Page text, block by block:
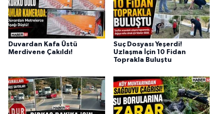
Duvardan Kafa Üstü
Merdivene Çakıldı!
Suç Dosyası Yeşerdi!
Uzlaşma İçin 10 Fidan
Toprakla Buluştu